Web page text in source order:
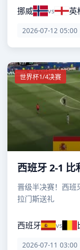
挪威 vs 英
2026-07-12 05:00
世界杯1/4决赛
西班牙 2-1 比
晋级半决赛！西
拉门斯送礼
西班牙 vs
2026-07-11 03:00